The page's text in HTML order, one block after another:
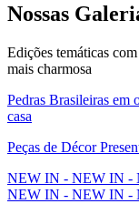
Nossas
Edições temáticas
mais charmosa
Pedras Brasileiras em
casa
Peças de Décor
NEW IN - NEW IN -
NEW IN - NEW IN -